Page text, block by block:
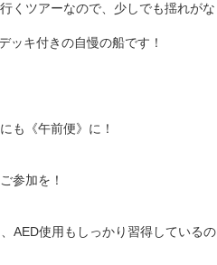
くツアーなので、少しでも揺れがな
ッキ付きの自慢の船です！
も《午前便》に！
参加を！
AED使用もしっかり習得しているの